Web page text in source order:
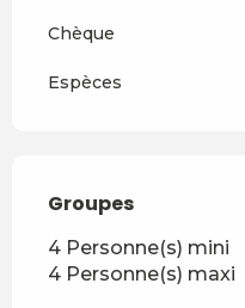
Chèque
Espèces
Groupes
Groupes
4 Personne(s) mini
4 Personne(s) maxi